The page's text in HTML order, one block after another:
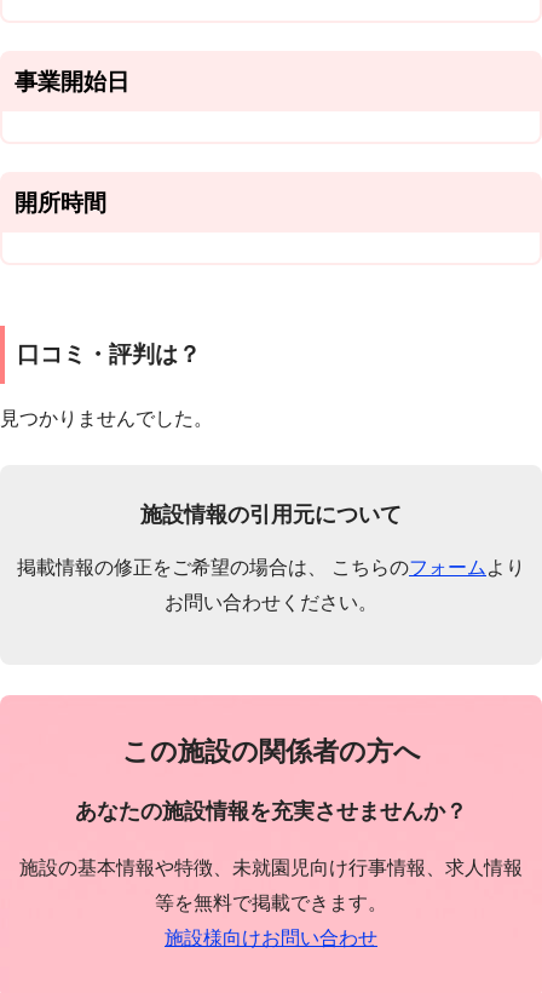
事業開始日
開所時間
口コミ・評判は？
見つかりませんでした。
施設情報の引用元について
掲載情報の修正をご希望の場合は、 こちらのフォーム より
お問い合わせください。
この施設の関係者の方へ
あなたの施設情報を充実させませんか？
施設の基本情報や特徴、未就園児向け行事情報、求人情報
等を無料で掲載できます。
施設様向けお問い合わせ